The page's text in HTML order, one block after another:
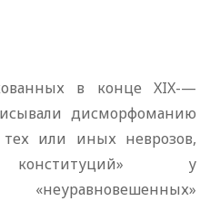
в конце XIX-—
дисморфоманию
тех или иных неврозов,
конституций» у